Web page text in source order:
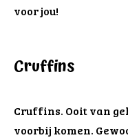
voor jou!
Cruffins
Cruffins. Ooit van
voorbij komen.